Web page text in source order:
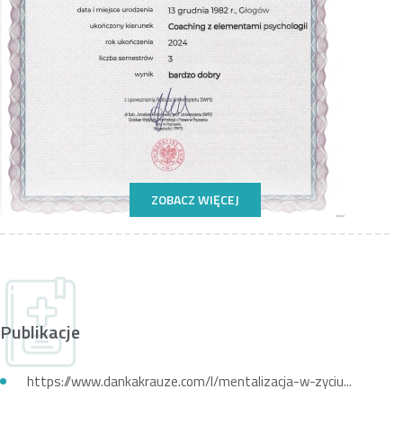
ZOBACZ WIĘCEJ
Publikacje
https://www.dankakrauze.com/l/mentalizacja-w-zyciu...